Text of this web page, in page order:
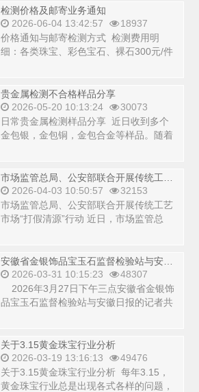
检测价格及邮寄业务通知
2026-06-04 13:42:57
18937
价格通知与邮寄检测方式 检测费用明
细：各类珠宝、彩色宝石、裸石300元/件
贵金属检测不合格样品分享
2026-05-20 10:13:24
30073
日常贵金属检测样品分享 近日收到多个
金包银，金包铜，金包合金等样品。随着
2026-04-03 10:50:57
32153
市场监管总局、公安部联合开展传统工艺
市场“打假清源”行动 近日，市场监管总
2026-03-31 10:15:23
48307
2026年3月27日下午三点安徽省金银饰
品宝玉石监督检验站与安徽日报的记者共
关于3.15黄金珠宝行业分析
2026-03-19 13:16:13
49476
关于3.15黄金珠宝行业分析 每年3.15，
黄金珠宝行业总是出现各式各样的问题，